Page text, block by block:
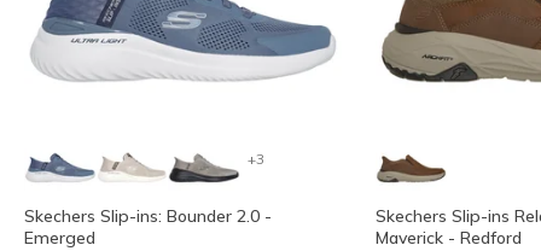
+3
Skechers Slip-ins: Bounder 2.0 -
Emerged
Skechers Slip-ins
Maverick - Redford